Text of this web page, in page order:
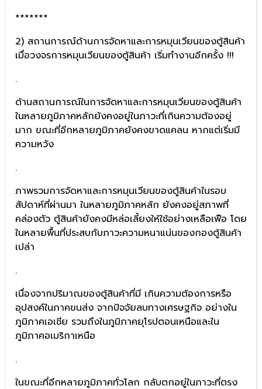
*******
2) สถานการณ์ด้านการจัดหาและการหมุนเวียนของตู้สินค้า
เมื่อวงจรการหมุนเวียนของตู้สินค้า เริ่มทำงานอีกครั้ง !!!
.
ด้านสถานการณ์ในการจัดหาและการหมุนเวียนของตู้สินค้า
ในหลายภูมิภาคหลักยังคงอยู่ในภาวะที่เกินความต้องอยู่
มาก ขณะที่อีกหลายภูมิภาคยังคงขาดแคลน หากแต่เริ่มมี
ความหวัง
.
ภาพรวมการจัดหาและการหมุนเวียนของตู้สินค้าในรอบ
สัปดาห์ที่ผ่านมา ในหลายภูมิภาคหลัก ยังคงอยู่สภาพที่
คล่องตัว ตู้สินค้ายังคงมีหล่อเลี้ยงให้ใช้อย่างเหลือเฟือ โดย
ในหลายพื้นที่ประสบกับภาวะความหนาแน่นของกองตู้สินค้า
เปล่า
.
เนื่องจากปริมาณของตู้สินค้าที่มี เกินความต้องการหรือ
อุปสงค์ในภาคขนส่ง จากปัจจัยลบทางเศรษฐกิจ อย่างใน
ภูมิภาคเอเชีย รวมถึงในภูมิภาคยุโรปตอนเหนือและใน
ภูมิภาคอเมริกาเหนือ
.
ในขณะที่อีกหลายภูมิภาคทั่วโลก กลับตกอยู่ในภาวะที่ตรง